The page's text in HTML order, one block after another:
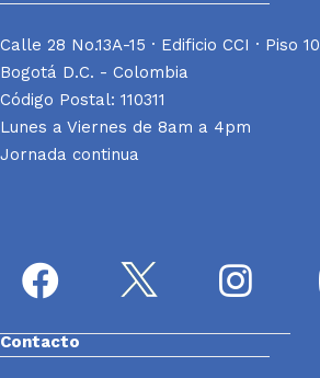
Calle 28 No.13A-15 · Edificio CCI · Piso 10
Bogotá D.C. - Colombia
Código Postal: 110311
Lunes a Viernes de 8am a 4pm
Jornada continua
Contacto